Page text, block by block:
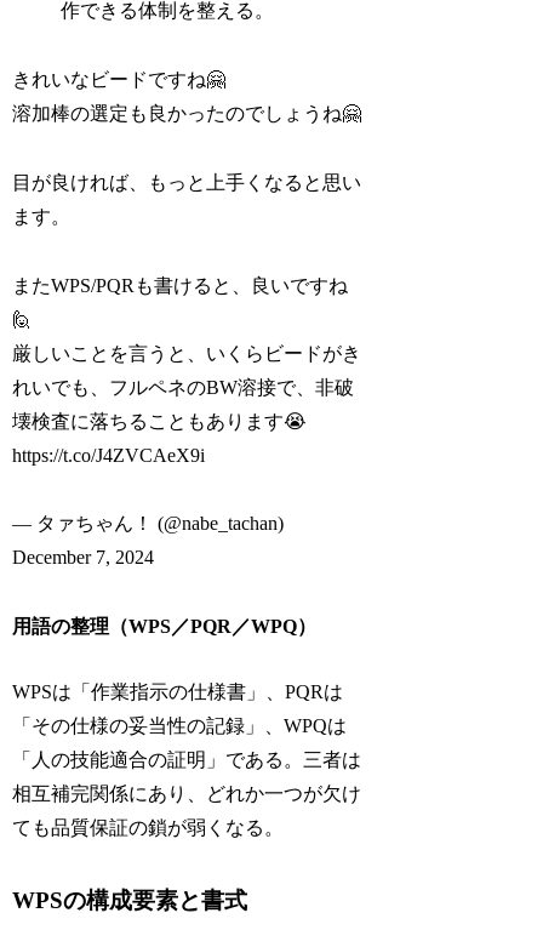
作できる体制を整える。
きれいなビードですね🤗
溶加棒の選定も良かったのでしょうね🤗
目が良ければ、もっと上手くなると思い
ます。
またWPS/PQRも書けると、良いですね
🙋
厳しいことを言うと、いくらビードがき
れいでも、フルペネのBW溶接で、非破
壊検査に落ちることもあります😭
https://t.co/J4ZVCAeX9i
— タァちゃん！ (@nabe_tachan)
December 7, 2024
用語の整理（WPS／PQR／WPQ）
WPSは「作業指示の仕様書」、PQRは
「その仕様の妥当性の記録」、WPQは
「人の技能適合の証明」である。三者は
相互補完関係にあり、どれか一つが欠け
ても品質保証の鎖が弱くなる。
WPSの構成要素と書式